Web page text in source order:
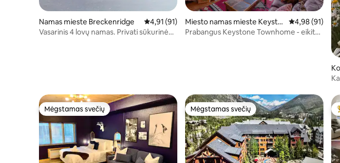
Namas mieste Breckenridge Vidutinis įvertinimas: 4,91 iš 5, atsiliepimų: 91
4,91 (91)
Vasarinis 4 lovų namas. Privati sūkurinė
Miesto namas mieste Keysto
ne
Vidutinis
4,98 (91)
Prabangus Keystone Townhome - eikite į
e
Mėgstamas svečių
Mėgstamas svečių Mėgstamas svečių
Mėgstamas svečių